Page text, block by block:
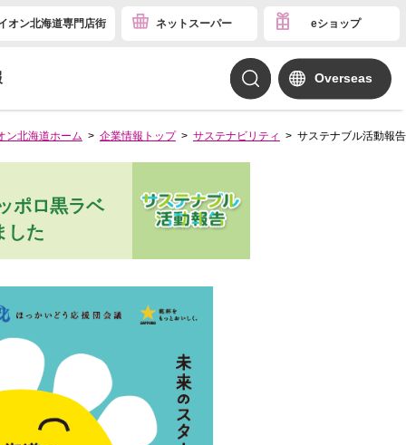
オン北海道専門店街 ネットスーパー eショップ
Overseas
ン北海道ホーム 企業情報トップ サステナビリティ サステナブル活動報告
ポロ黒ラベ
した